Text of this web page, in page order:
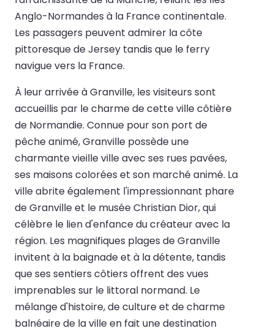
Anglo-Normandes à la France continentale.
Les passagers peuvent admirer la côte
pittoresque de Jersey tandis que le ferry
navigue vers la France.
À leur arrivée à Granville, les visiteurs sont
accueillis par le charme de cette ville côtière
de Normandie. Connue pour son port de
pêche animé, Granville possède une
charmante vieille ville avec ses rues pavées,
ses maisons colorées et son marché animé. La
ville abrite également l'impressionnant phare
de Granville et le musée Christian Dior, qui
célèbre le lien d'enfance du créateur avec la
région. Les magnifiques plages de Granville
invitent à la baignade et à la détente, tandis
que ses sentiers côtiers offrent des vues
imprenables sur le littoral normand. Le
mélange d'histoire, de culture et de charme
balnéaire de la ville en fait une destination